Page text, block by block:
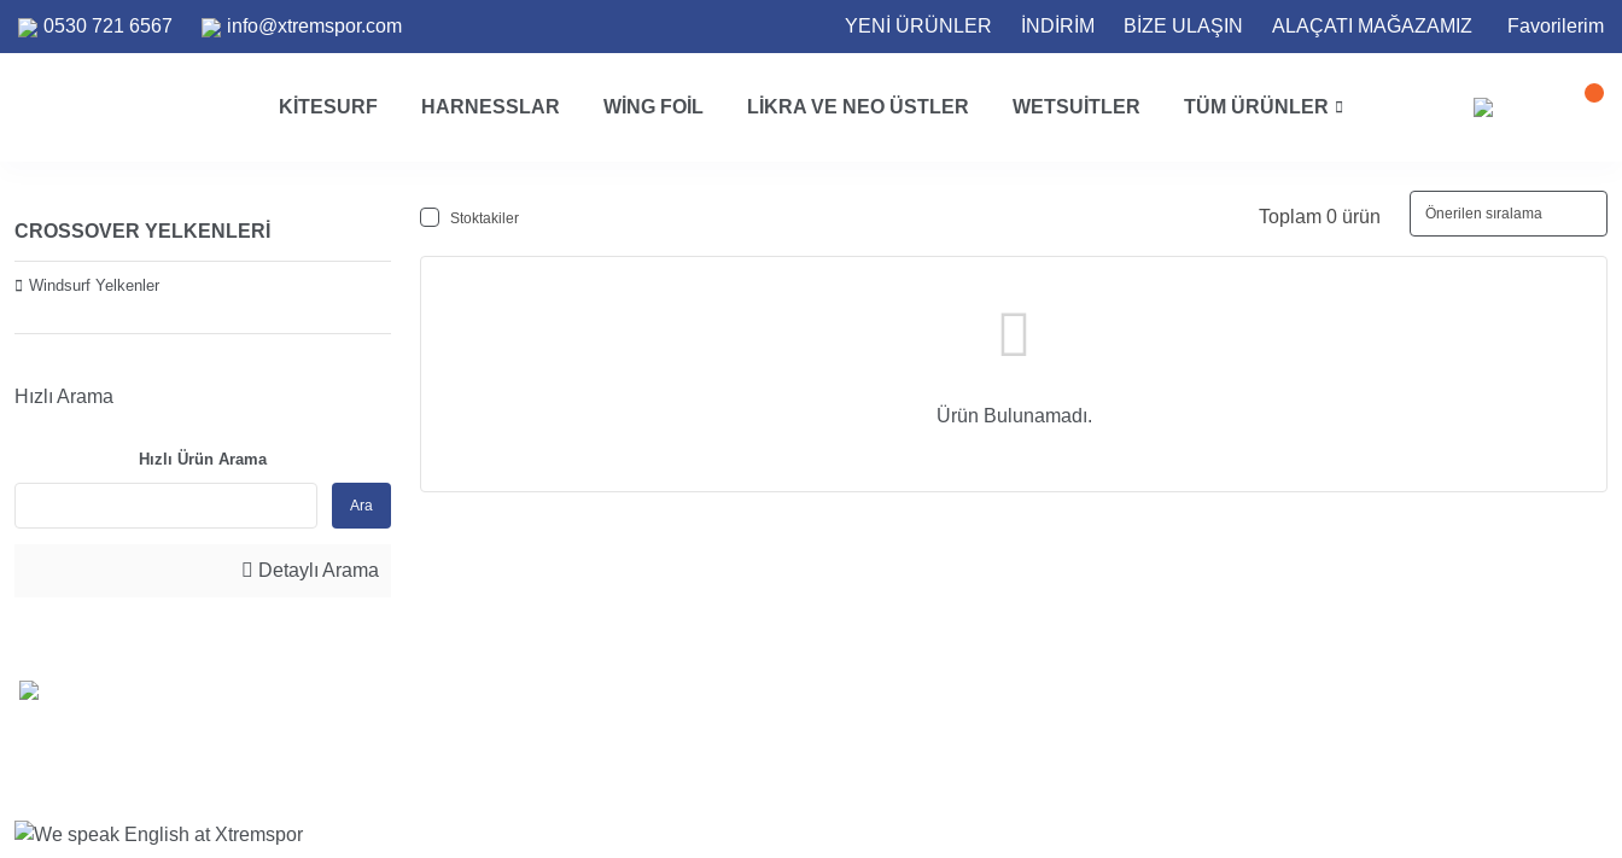
0530 721 6567 info@xtremspor.com YENİ ÜRÜNLER İNDİRİM BİZE ULAŞIN ALAÇATI MAĞAZAMIZ Favorilerim
KITESURF HARNESSLAR WING FOIL LIKRA VE NEO ÜSTLER WETSUITLER TÜM ÜRÜNLER
CROSSOVER YELKENLERI
Windsurf Yelkenler
Hızlı Arama
Hızlı Ürün Arama
Ara
Detaylı Arama
Stoktakiler Toplam 0 ürün
Ürün Bulunamadı.